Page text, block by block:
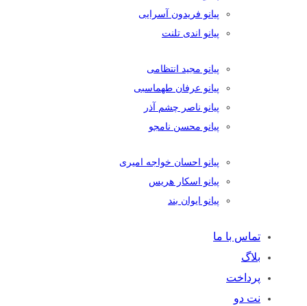
پیانو فریدون آسرایی
پیانو اندی تلنت
پیانو مجید انتظامی
پیانو عرفان طهماسبی
پیانو ناصر چشم آذر
پیانو محسن نامجو
پیانو احسان خواجه امیری
پیانو اسکار هریس
پیانو ایوان بند
تماس با ما
بلاگ
پرداخت
نت دو